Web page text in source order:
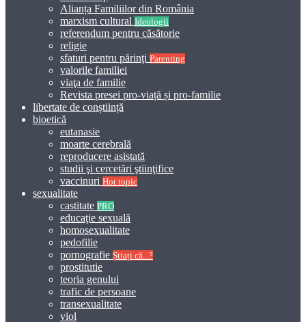
Alianța Familiilor din România
marxism cultural Ideologii
referendum pentru căsătorie
religie
sfaturi pentru părinţi Parenting
valorile familiei
viaţa de familie
Revista presei pro-viață și pro-familie
libertate de conștiință
bioetică
eutanasie
moarte cerebrală
reproducere asistată
studii şi cercetări ştiinţifice
vaccinuri Hot topic
sexualitate
castitate PRO
educaţie sexuală
homosexualitate
pedofilie
pornografie Știați că...?
prostitutie
teoria genului
trafic de persoane
transexualitate
viol